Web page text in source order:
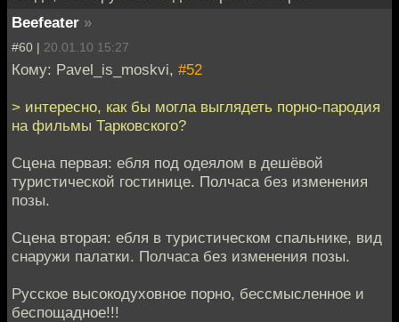
Beefeater »
#60 | 20.01.10 15:27
Кому: Pavel_is_moskvi, #52
> интересно, как бы могла выглядеть порно-пародия
на фильмы Тарковского?
Сцена первая: ебля под одеялом в дешёвой
туристической гостинице. Полчаса без изменения
позы.
Сцена вторая: ебля в туристическом спальнике, вид
снаружи палатки. Полчаса без изменения позы.
Русское высокодуховное порно, бессмысленное и
беспощадное!!!